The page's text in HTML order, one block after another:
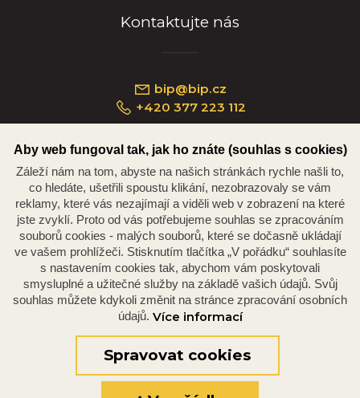
Kontaktujte nás
bip@bip.cz
+420 377 223 112
Náměstí Republiky 234/35, 301 00 Plzeň
Aby web fungoval tak, jak ho znáte (souhlas s cookies)
Záleží nám na tom, abyste na našich stránkách rychle našli to,
co hledáte, ušetřili spoustu klikání, nezobrazovaly se vám
reklamy, které vás nezajímají a viděli web v zobrazení na které
jste zvyklí. Proto od vás potřebujeme souhlas se zpracováním
souborů cookies - malých souborů, které se dočasně ukládají
ve vašem prohlížeči. Stisknutím tlačítka „V pořádku“ souhlasíte
s nastavením cookies tak, abychom vám poskytovali
smysluplné a užitečné služby na základě vašich údajů. Svůj
souhlas můžete kdykoli změnit na stránce zpracování osobních
údajů. Více informací
Spravovat cookies